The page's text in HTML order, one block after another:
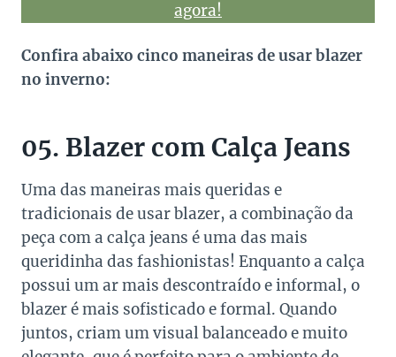
agora!
Confira abaixo cinco maneiras de usar blazer
no inverno:
05. Blazer com Calça Jeans
Uma das maneiras mais queridas e
tradicionais de usar blazer, a combinação da
peça com a calça jeans é uma das mais
queridinha das fashionistas! Enquanto a calça
possui um ar mais descontraído e informal, o
blazer é mais sofisticado e formal. Quando
juntos, criam um visual balanceado e muito